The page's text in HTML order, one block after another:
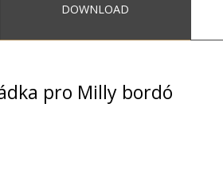
DOWNLOAD
pro Milly bordó